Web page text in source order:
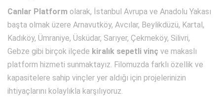
Canlar Platform olarak, İstanbul Avrupa ve Anadolu Yakası
başta olmak üzere Arnavutköy, Avcılar, Beylikdüzü, Kartal,
Kadıköy, Ümraniye, Üsküdar, Sarıyer, Çekmeköy, Silivri,
Gebze gibi birçok ilçede kiralık sepetli vinç ve makaslı
platform hizmeti sunmaktayız. Filomuzda farklı özellik ve
kapasitelere sahip vinçler yer aldığı için projelerinizin
ihtiyaçlarını kolaylıkla karşılıyoruz.